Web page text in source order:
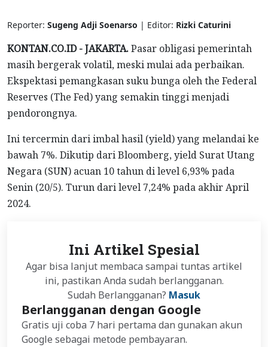
Reporter: Sugeng Adji Soenarso | Editor: Rizki Caturini
KONTAN.CO.ID - JAKARTA.Pasar obligasi pemerintah
masih bergerak volatil, meski mulai ada perbaikan.
Ekspektasi pemangkasan suku bunga oleh the Federal
Reserves (The Fed) yang semakin tinggi menjadi
pendorongnya.
Ini tercermin dari imbal hasil (yield) yang melandai ke
bawah 7%. Dikutip dari Bloomberg, yield Surat Utang
Negara (SUN) acuan 10 tahun di level 6,93% pada
Senin (20/5). Turun dari level 7,24% pada akhir April
2024.
Ini Artikel Spesial
Agar bisa lanjut membaca sampai tuntas artikel
ini, pastikan Anda sudah berlangganan.
Sudah Berlangganan? Masuk
Berlangganan dengan Google
Gratis uji coba 7 hari pertama dan gunakan akun
Google sebagai metode pembayaran.